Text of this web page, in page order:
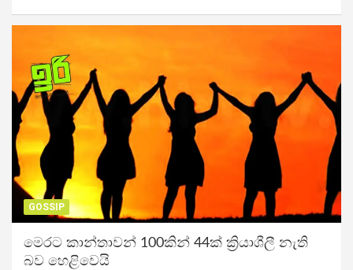
GOSSIP
මෙරට කාන්තාවන් 100කින් 44ක් ක්‍රියාශීලී නැති
බව හෙළිවෙයි